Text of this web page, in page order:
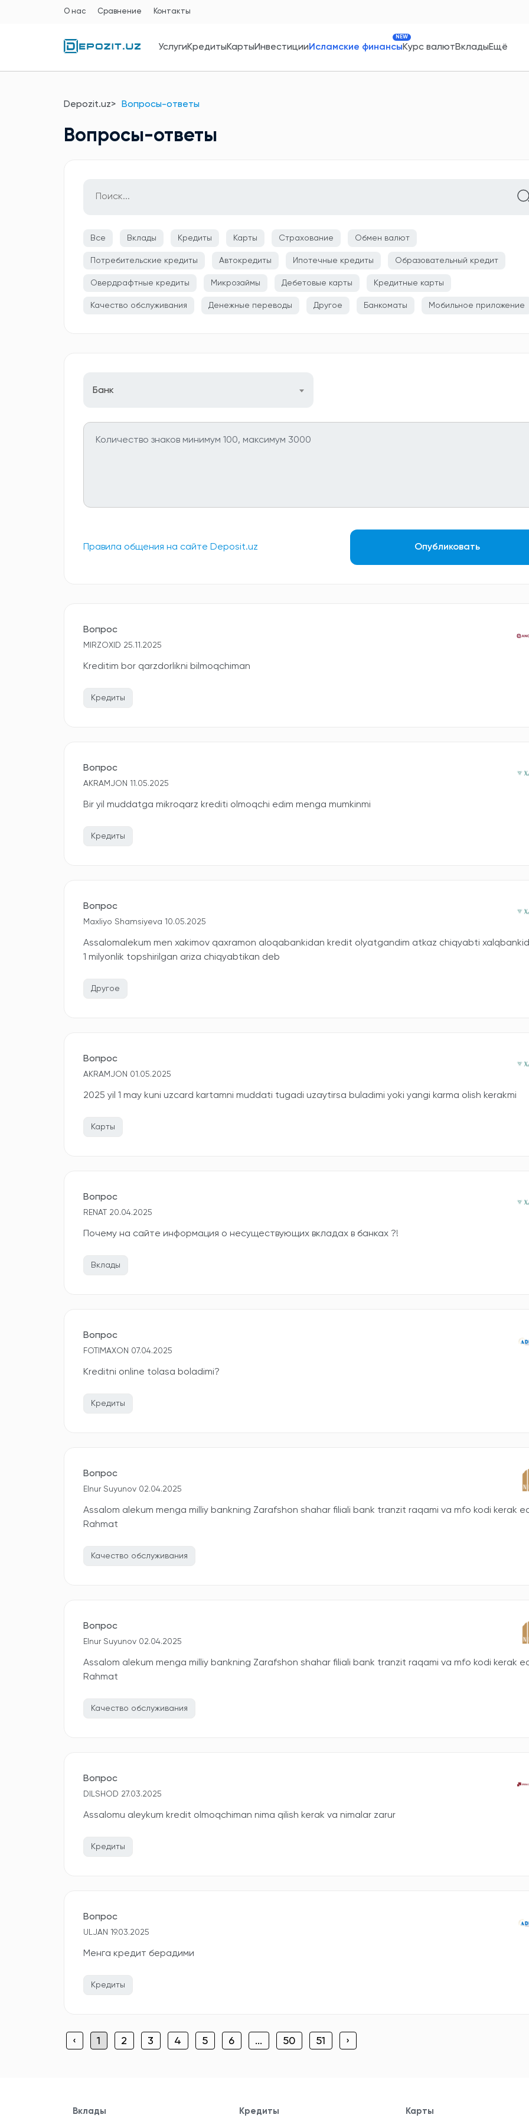
О нас Сравнение Контакты
УслугиКредитыКартыИнвестицииИсламские финансы
NEW
Курс валютВкладыЕщё
Depozit.uz Вопросы-ответы
Вопросы-ответы
Все Вклады Кредиты Карты Страхование Обмен валют
Потребительские кредиты Автокредиты Ипотечные кредиты Образовательный кредит
Овердрафтные кредиты Микрозаймы Дебетовые карты Кредитные карты
Качество обслуживания Денежные переводы Другое Банкоматы Мобильное приложение
Банк
Правила общения на сайте Deposit.uz Опубликовать
Вопрос
MIRZOXID 25.11.2025
Kreditim bor qarzdorlikni bilmoqchiman
Кредиты
Вопрос
AKRAMJON 11.05.2025
Bir yil muddatga mikroqarz krediti olmoqchi edim menga mumkinmi
Кредиты
Вопрос
Maxliyo Shamsiyeva 10.05.2025
Assalomalekum men xakimov qaxramon aloqabankidan kredit olyatgandim atkaz chiqyabti
1 milyonlik topshirilgan ariza chiqyabtikan deb
Другое
Вопрос
AKRAMJON 01.05.2025
2025 yil 1 may kuni uzcard kartamni muddati tugadi uzaytirsa buladimi yoki yangi karma olish kerakmi
Карты
Вопрос
RENAT 20.04.2025
Почему на сайте информация о несуществующих вкладах в банках ?!
Вклады
Вопрос
FOTIMAXON 07.04.2025
Kreditni online tolasa boladimi?
Кредиты
Вопрос
Elnur Suyunov 02.04.2025
Assalom alekum menga milliy bankning Zarafshon shahar filiali bank tranzit raqami va mfo kodi kerak
Rahmat
Качество обслуживания
Вопрос
Elnur Suyunov 02.04.2025
Assalom alekum menga milliy bankning Zarafshon shahar filiali bank tranzit raqami va mfo kodi kerak
Rahmat
Качество обслуживания
Вопрос
DILSHOD 27.03.2025
Assalomu aleykum kredit olmoqchiman nima qilish kerak va nimalar zarur
Кредиты
Вопрос
ULJAN 19.03.2025
Менга кредит берадими
Кредиты
‹ 1 2 3 4 5 6 ... 50 51 ›
Вклады Кредиты Карты